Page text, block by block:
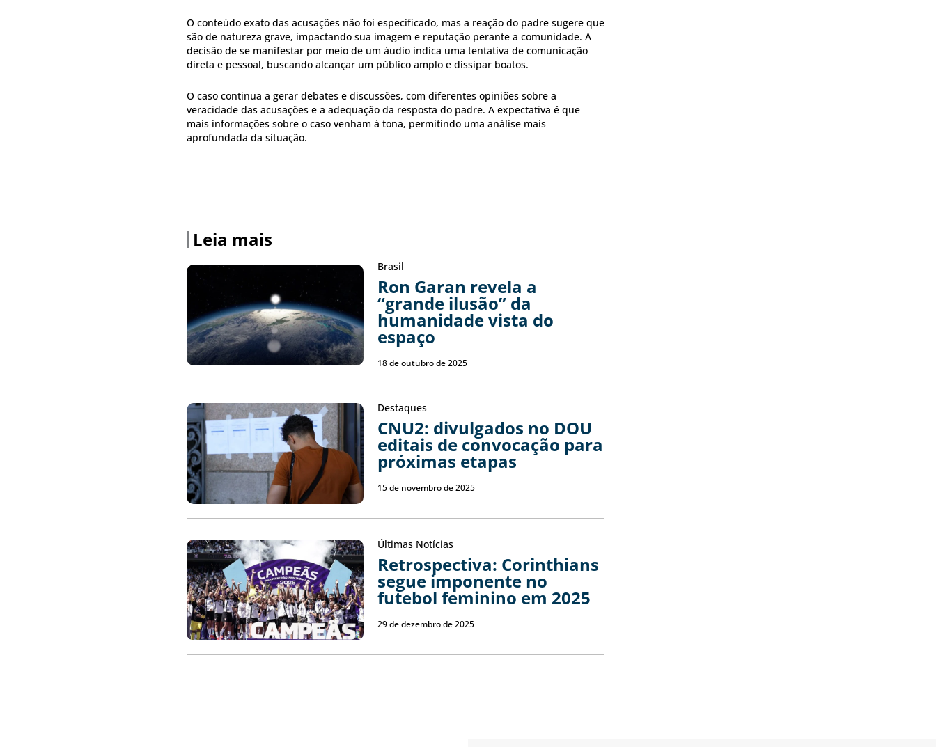
O conteúdo exato das acusações não foi especificado, mas a reação do padre sugere que
são de natureza grave, impactando sua imagem e reputação perante a comunidade. A
decisão de se manifestar por meio de um áudio indica uma tentativa de comunicação
direta e pessoal, buscando alcançar um público amplo e dissipar boatos.
O caso continua a gerar debates e discussões, com diferentes opiniões sobre a
veracidade das acusações e a adequação da resposta do padre. A expectativa é que
mais informações sobre o caso venham à tona, permitindo uma análise mais
aprofundada da situação.
Leia mais
Brasil
Ron Garan revela a
“grande ilusão” da
humanidade vista do
espaço
18 de outubro de 2025
Destaques
CNU2: divulgados no DOU
editais de convocação para
próximas etapas
15 de novembro de 2025
Últimas Notícias
Retrospectiva: Corinthians
segue imponente no
futebol feminino em 2025
29 de dezembro de 2025